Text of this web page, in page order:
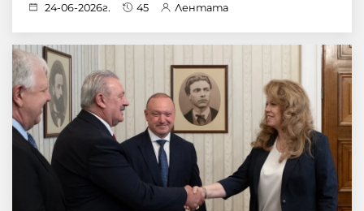
24-06-2026г. 45 Лентата